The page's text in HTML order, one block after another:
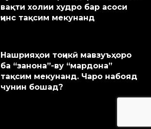
вақти холии худро бар асоси
ҷинс тақсим мекунанд
Нашрияҳои тоҷикӣ мавзуъҳоро
ба “занона”-ву “мардона”
тақсим мекунанд. Чаро набояд
чунин бошад?